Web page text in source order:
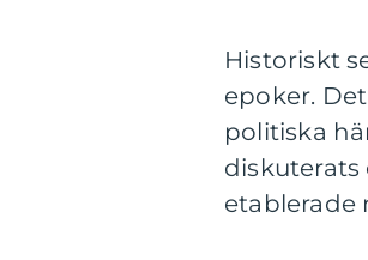
Historiskt
epoker.
politiska
etablerade